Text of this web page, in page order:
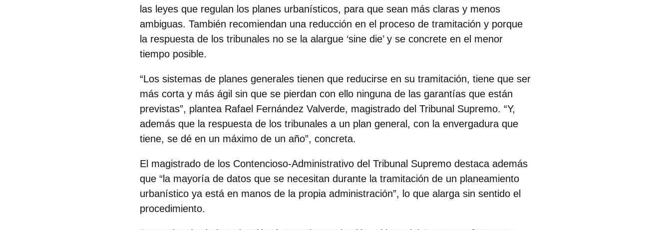
las leyes que regulan los planes urbanísticos, para que sean más claras y menos
ambiguas. También recomiendan una reducción en el proceso de tramitación y porque
la respuesta de los tribunales no se la alargue ‘sine die’ y se concrete en el menor
tiempo posible.
“Los sistemas de planes generales tienen que reducirse en su tramitación, tiene que ser
más corta y más ágil sin que se pierdan con ello ninguna de las garantías que están
previstas”, plantea Rafael Fernández Valverde, magistrado del Tribunal Supremo. “Y,
además que la respuesta de los tribunales a un plan general, con la envergadura que
tiene, se dé en un máximo de un año”, concreta.
El magistrado de los Contencioso-Administrativo del Tribunal Supremo destaca además
que “la mayoría de datos que se necesitan durante la tramitación de un planeamiento
urbanístico ya está en manos de la propia administración”, lo que alarga sin sentido el
procedimiento.